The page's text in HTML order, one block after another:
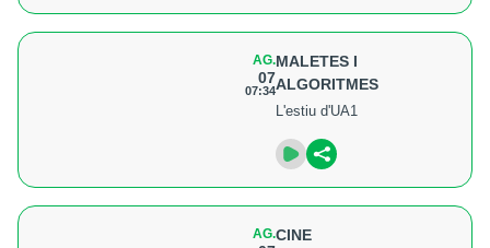
AG.
07
07:34
MALETES I
ALGORITMES
L'estiu d'UA1
AG.CINE